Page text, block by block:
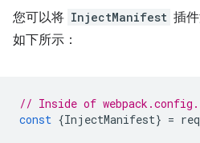
您可以将 InjectManifest 插
如下所示：
// Inside of
const {InjectManifest} =